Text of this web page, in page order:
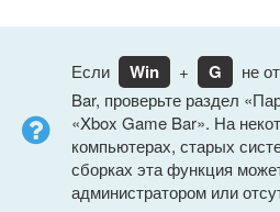
Если Win + G
не
Bar, проверьте раздел
«Xbox Game Bar». На
компьютерах, старых
сборках эта функция
администратором или